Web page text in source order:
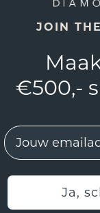
JOIN
€500,-
EMail
Ja,